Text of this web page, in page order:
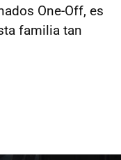
One-Off, es
familia tan